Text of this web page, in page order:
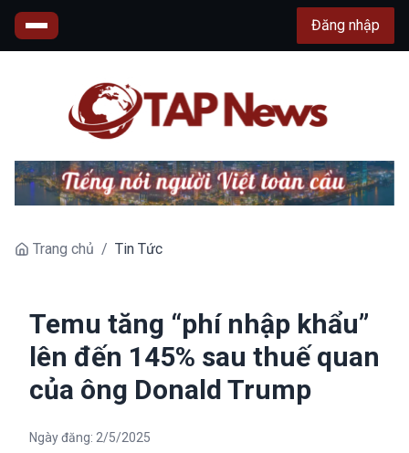
Đăng nhập
Trang chủ / Tin Tức
Temu tăng “phí nhập khẩu”
lên đến 145% sau thuế quan
của ông Donald Trump
Ngày đăng: 2/5/2025